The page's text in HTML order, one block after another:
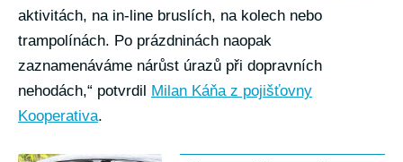
aktivitách, na in-line bruslích, na kolech nebo
trampolínách. Po prázdninách naopak
zaznamenáváme nárůst úrazů při dopravních
nehodách,“ potvrdil Milan Káňa z pojišťovny
Kooperativa.